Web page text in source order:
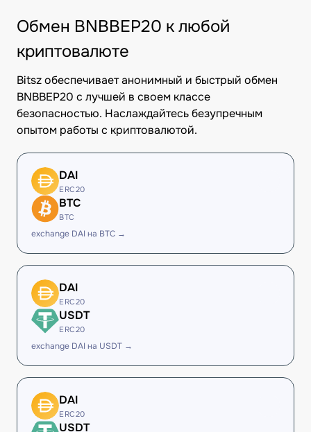
Обмен BNBBEP20 к любой
криптовалюте
Bitsz обеспечивает анонимный и быстрый обмен
BNBBEP20 с лучшей в своем классе
безопасностью. Наслаждайтесь безупречным
опытом работы с криптовалютой.
DAI
ERC20
BTC
BTC
exchange DAI на BTC →
DAI
ERC20
USDT
ERC20
exchange DAI на USDT →
DAI
ERC20
USDT